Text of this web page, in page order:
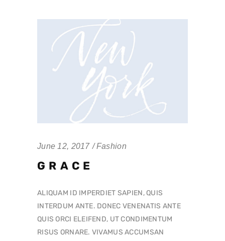
June 12, 2017 Fashion
GRACE
ALIQUAM ID IMPERDIET SAPIEN, QUIS
INTERDUM ANTE. DONEC VENENATIS ANTE
QUIS ORCI ELEIFEND, UT CONDIMENTUM
RISUS ORNARE. VIVAMUS ACCUMSAN